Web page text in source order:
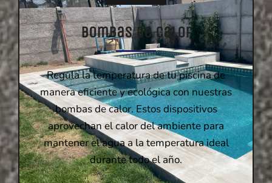
Bombas de Calor
Regula la temperatura de tu piscina de
manera eficiente y ecológica con nuestras
bombas de calor. Estos dispositivos
aprovechan el calor del ambiente para
mantener el agua a la temperatura ideal
durante todo el año.